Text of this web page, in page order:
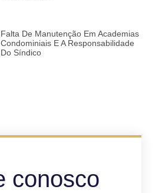
Falta De Manutenção Em Academias
Condominiais E A Responsabilidade
Do Síndico
conosco